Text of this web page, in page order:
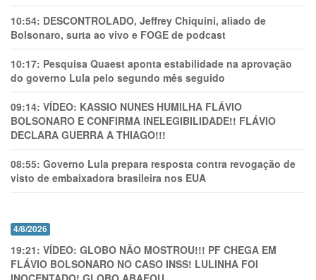
10:54: DESCONTROLADO, Jeffrey Chiquini, aliado de
Bolsonaro, surta ao vivo e FOGE de podcast
10:17: Pesquisa Quaest aponta estabilidade na aprovação
do governo Lula pelo segundo mês seguido
09:14: VÍDEO: KASSIO NUNES HUMlLHA FLÁVIO
BOLSONARO E CONFIRMA INELEGIBILIDADE!! FLÁVIO
DECLARA GUERRA A THIAGO!!!
08:55: Governo Lula prepara resposta contra revogação de
visto de embaixadora brasileira nos EUA
4/8/2026
19:21: VÍDEO: GLOBO NÃO MOSTROU!!! PF CHEGA EM
FLÁVIO BOLSONARO NO CASO INSS! LULINHA FOI